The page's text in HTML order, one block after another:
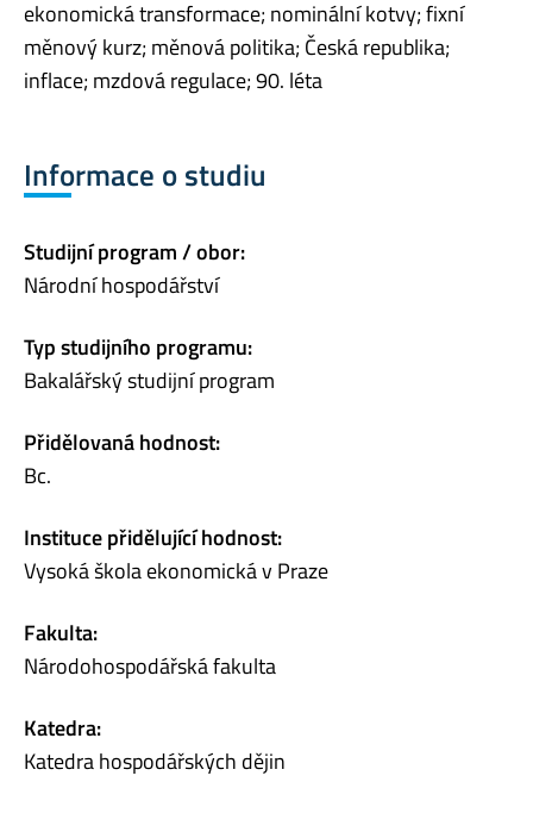
ekonomická transformace; nominální kotvy; fixní
měnový kurz; měnová politika; Česká republika;
inflace; mzdová regulace; 90. léta
Informace o studiu
Studijní program / obor:
Národní hospodářství
Typ studijního programu:
Bakalářský studijní program
Přidělovaná hodnost:
Bc.
Instituce přidělující hodnost:
Vysoká škola ekonomická v Praze
Fakulta:
Národohospodářská fakulta
Katedra:
Katedra hospodářských dějin